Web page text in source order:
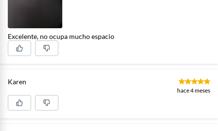
Excelente, no ocupa mucho espacio
Karen
hace 4 meses